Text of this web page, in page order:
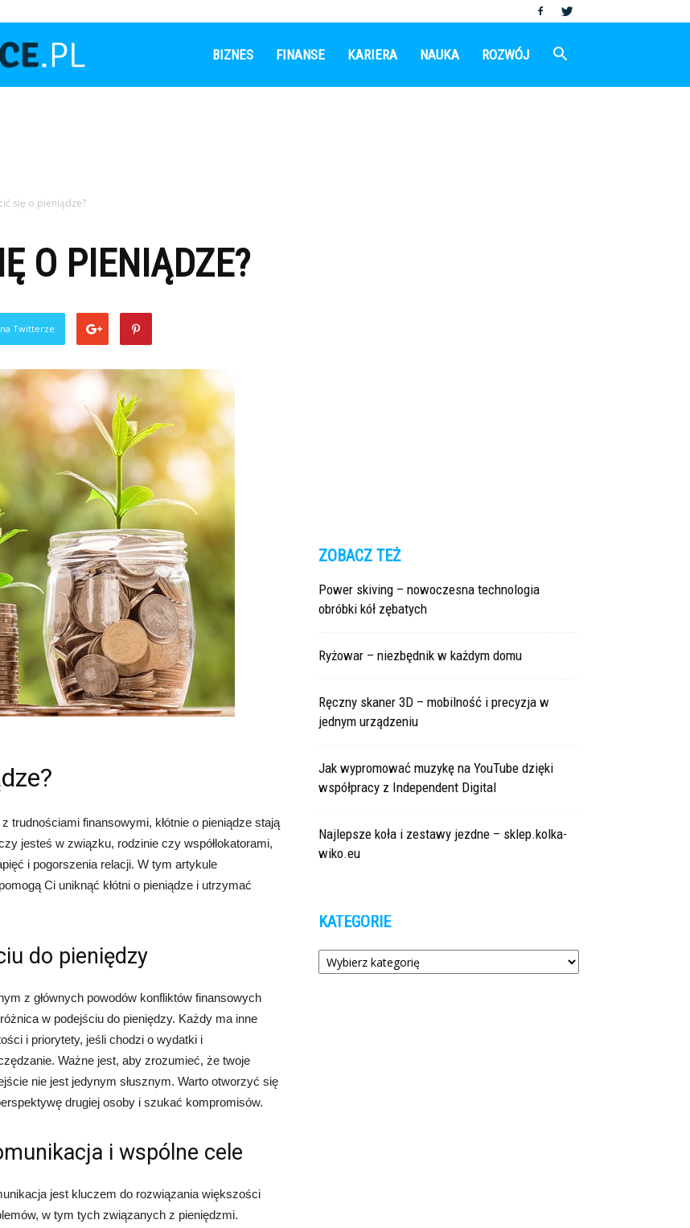
BIZNES FINANSE KARIERA NAUKA ROZWÓJ
się o pieniądze?
O PIENIĄDZE?
Twitterze
finansowymi, kłótnie o pieniądze stają
jesteś w związku, rodzinie czy współlokatorami,
i pogorszenia relacji. W tym artykule
Ci uniknąć kłótni o pieniądze i utrzymać
do pieniędzy
z głównych powodów konfliktów finansowych
w podejściu do pieniędzy. Każdy ma inne
i priorytety, jeśli chodzi o wydatki i
Ważne jest, aby zrozumieć, że twoje
nie jest jedynym słusznym. Warto otworzyć się
drugiej osoby i szukać kompromisów.
i wspólne cele
jest kluczem do rozwiązania większości
w tym tych związanych z pieniędzmi.
ZOBACZ TEŻ
Power skiving – nowoczesna technologia
obróbki kół zębatych
Ryżowar – niezbędnik w każdym domu
Ręczny skaner 3D – mobilność i precyzja w
jednym urządzeniu
Jak wypromować muzykę na YouTube dzięki
współpracy z Independent Digital
Najlepsze koła i zestawy jezdne – sklep.kolka-
wiko.eu
KATEGORIE
Kategorie